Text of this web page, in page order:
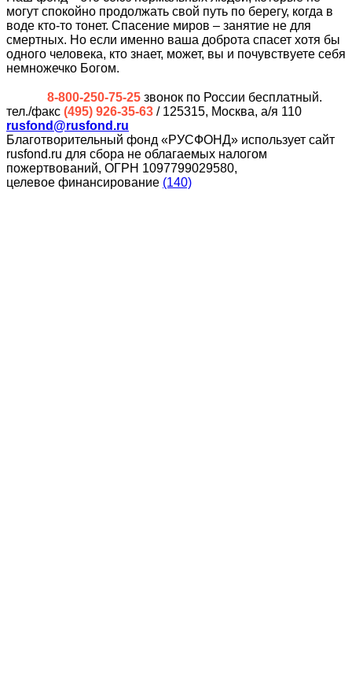
могут спокойно продолжать свой путь по берегу, когда в
воде кто-то тонет. Спасение миров – занятие не для
смертных. Но если именно ваша доброта спасет хотя бы
одного человека, кто знает, может, вы и почувствуете себя
немножечко Богом.
8-800-250-75-25 звонок по России бесплатный.
тел./факс (495) 926-35-63 / 125315, Москва, а/я 110
rusfond@rusfond.ru
Благотворительный фонд «РУСФОНД» использует сайт
rusfond.ru для сбора не облагаемых налогом
пожертвований, ОГРН 1097799029580,
целевое финансирование (140)